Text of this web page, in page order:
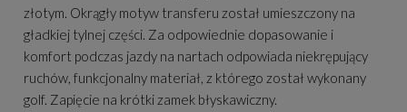
złotym. Okrągły motyw transferu został umieszczony na
gładkiej tylnej części. Za odpowiednie dopasowanie i
komfort podczas jazdy na nartach odpowiada niekrępujący
ruchów, funkcjonalny materiał, z którego został wykonany
golf. Zapięcie na krótki zamek błyskawiczny.